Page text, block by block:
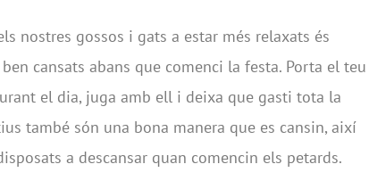
nostres gossos i gats a estar més relaxats és
cansats abans que comenci la festa. Porta el teu
el dia, juga amb ell i deixa que gasti tota la
també són una bona manera que es cansin, així
a descansar quan comencin els petards.